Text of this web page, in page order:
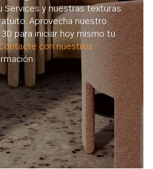
Services y nuestras texturas
Aprovecha nuestro
para iniciar hoy mismo tu
con nuestros